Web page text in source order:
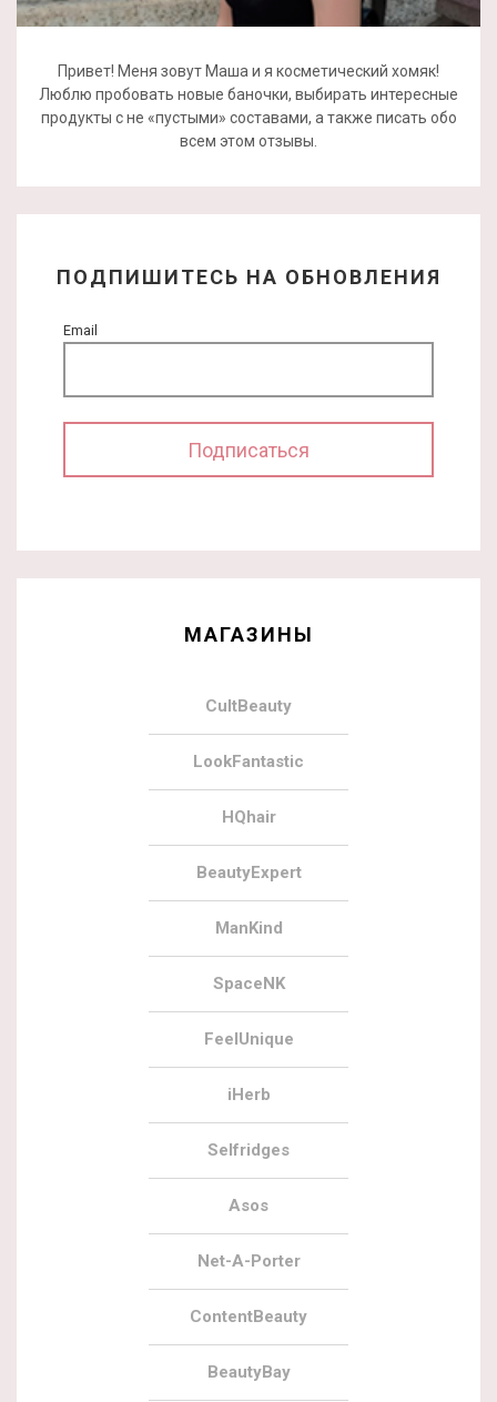
Привет! Меня зовут Маша и я косметический хомяк!
Люблю пробовать новые баночки, выбирать интересные
продукты с не «пустыми» составами, а также писать обо
всем этом отзывы.
ПОДПИШИТЕСЬ НА ОБНОВЛЕНИЯ
Email
МАГАЗИНЫ
CultBeauty
LookFantastic
HQhair
BeautyExpert
ManKind
SpaceNK
FeelUnique
iHerb
Selfridges
Asos
Net-A-Porter
ContentBeauty
BeautyBay